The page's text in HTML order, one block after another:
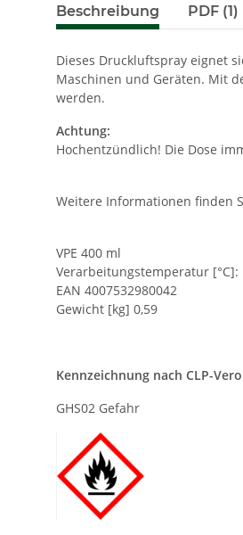
Beschreibung PDF (1)
Dieses Druckluftspray eignet
Maschinen und Geräten. Mit
werden.
Achtung:
Hochentzündlich! Die Dose
Weitere Informationen finden
VPE 400 ml
Verarbeitungstemperatur [°C]:
EAN 4007532980042
Gewicht [kg] 0,59
Kennzeichnung nach CLP-
GHS02 Gefahr